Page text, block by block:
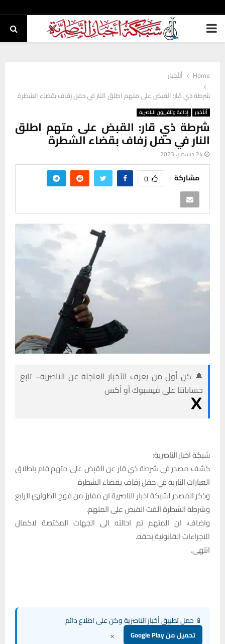
PRIMARY
Home
ألأخبار
شرطة ذي قار: القبض على متهم اطلق النار في حفل زفاف بقضاء الشطرة
ألأخبار إذاعة وتلفزيون الناصرية
شرطة ذي قار: القبض على متهم اطلق
النار في حفل زفاف بقضاء الشطرة
24 ديسمبر، 2023
مشاركة 0
🔔 كن أول من يعرف الأخبار العاجلة عن الناصرية– تابع
حساباتنا على فيسبوك أو أكس
شبكة اخبار الناصرية:
كشف مصدر في شرطة ذي قار عن القبض على متهم قام باطلاق
العيارات النارية في حفل زفاف بقضاء الشطرة.
وذكر المصدر لشبكة اخبار الناصرية ان مفارز من فوج الطوارئ الرابع
وشرطة الشطرة القت القبض على المتهم.
واضاف، ان المتهم تم احالته الى الجهات المختصة لاكمال
الاجراءات القانونية بحقه.
انتهى.
📱 حمل تطبيق أخبار الناصرية وكن على اطلاع دائم
تحميل من Google Play ×